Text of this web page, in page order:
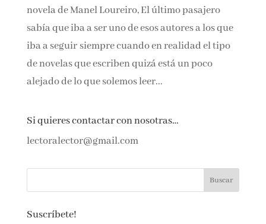
novela de Manel Loureiro, El último pasajero
sabía que iba a ser uno de esos autores a los que
iba a seguir siempre cuando en realidad el tipo
de novelas que escriben quizá está un poco
alejado de lo que solemos leer...
Si quieres contactar con nosotras…
lectoralector@gmail.com
Suscríbete!